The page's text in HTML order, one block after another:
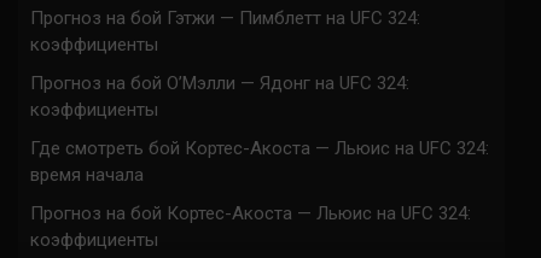
Прогноз на бой Гэтжи — Пимблетт на UFC 324:
коэффициенты
Прогноз на бой О’Мэлли — Ядонг на UFC 324:
коэффициенты
Где смотреть бой Кортес-Акоста — Льюис на UFC 324:
время начала
Прогноз на бой Кортес-Акоста — Льюис на UFC 324:
коэффициенты